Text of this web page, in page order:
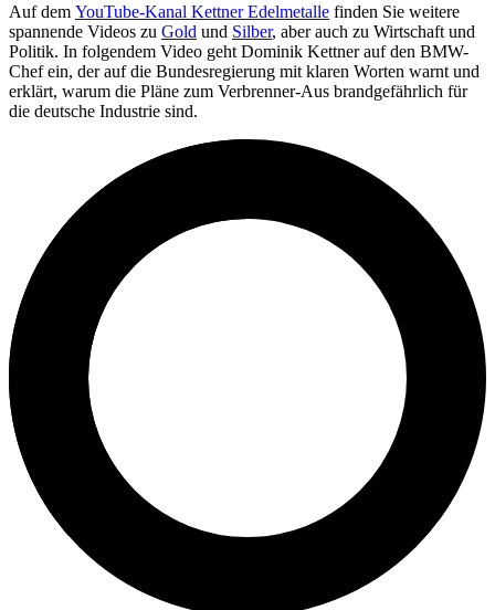
Auf dem YouTube-Kanal Kettner Edelmetalle finden Sie weitere
spannende Videos zu Gold und Silber, aber auch zu Wirtschaft und
Politik. In folgendem Video geht Dominik Kettner auf den BMW-
Chef ein, der auf die Bundesregierung mit klaren Worten warnt und
erklärt, warum die Pläne zum Verbrenner-Aus brandgefährlich für
die deutsche Industrie sind.